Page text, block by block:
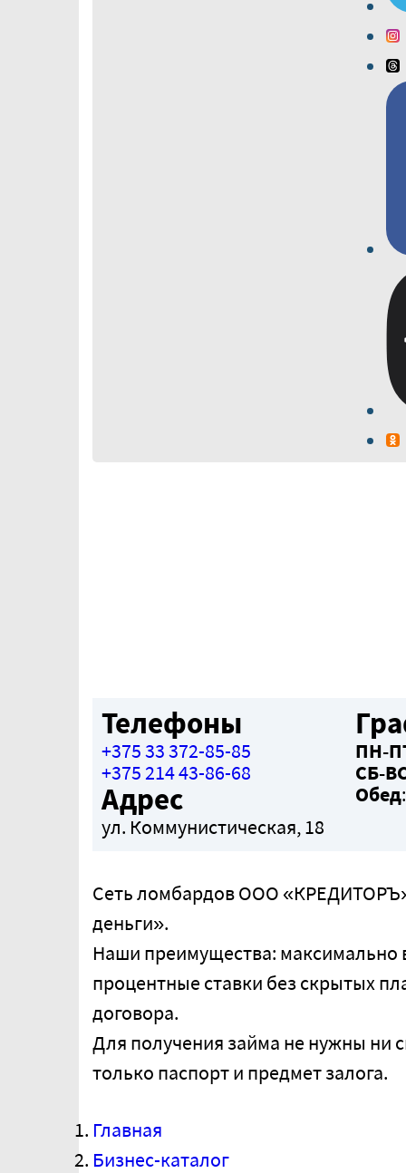
Телефоны
+375 33 372-85-85
+375 214 43-86-68
Адрес
ул. Коммунистическая, 18
ПН-
СБ-
Обед
Сеть ломбардов ООО
деньги».
Наши преимущества: максимально
процентные ставки без скрытых
договора.
Для получения займа не нужны ни
только паспорт и предмет залога.
скрытых…
Главная
Бизнес-каталог